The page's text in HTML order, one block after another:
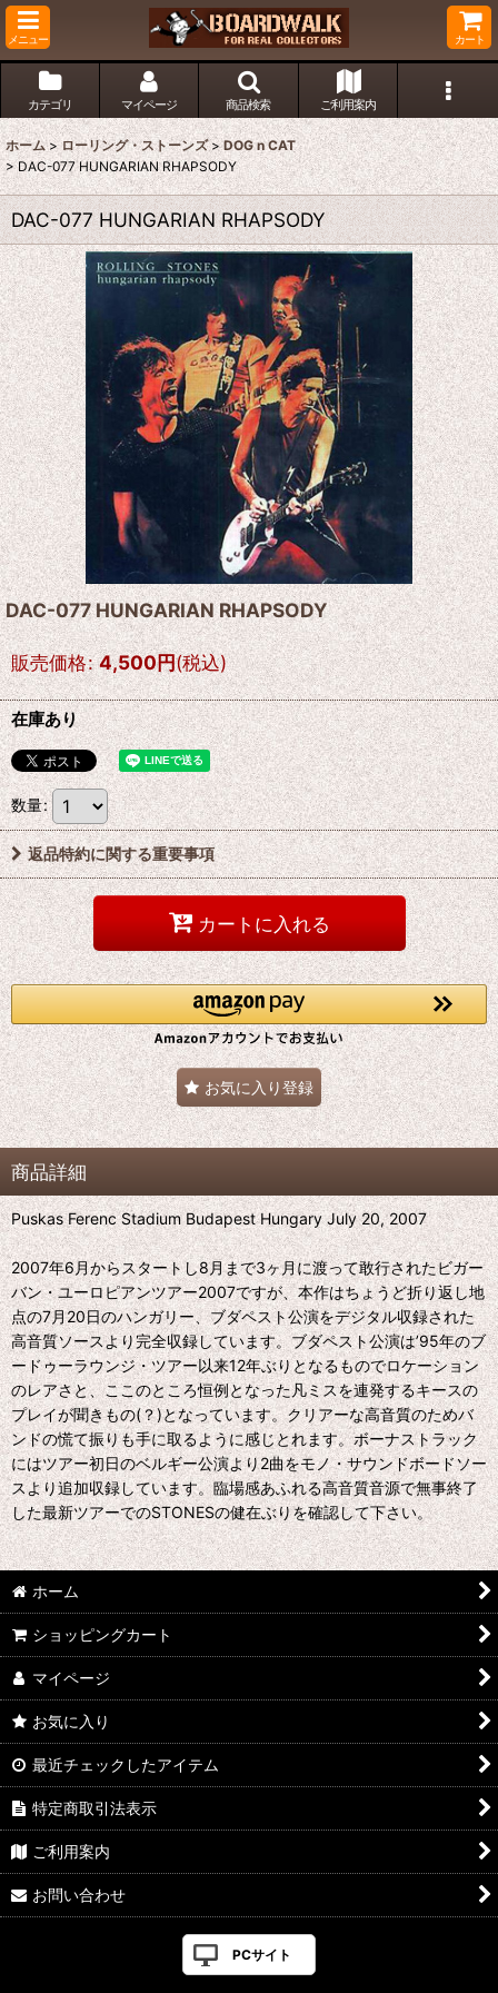
メニュー カート
カテゴリ マイページ 商品検索 ご利用案内
ホーム > ローリング・ストーンズ > DOG n CAT
> DAC-077 HUNGARIAN RHAPSODY
DAC-077 HUNGARIAN RHAPSODY
DAC-077 HUNGARIAN RHAPSODY
販売価格: 4,500円(税込)
在庫あり
数量:
返品特約に関する重要事項
カートに入れる
お気に入り登録
商品詳細
Puskas Ferenc Stadium Budapest Hungary July 20, 2007
2007年6月からスタートし8月まで3ヶ月に渡って敢行されたビガー
バン・ユーロピアンツアー2007ですが、本作はちょうど折り返し地
点の7月20日のハンガリー、ブダペスト公演をデジタル収録された
高音質ソースより完全収録しています。ブダペスト公演は’95年のブ
ードゥーラウンジ・ツアー以来12年ぶりとなるものでロケーション
のレアさと、ここのところ恒例となった凡ミスを連発するキースの
プレイが聞きもの(？)となっています。クリアーな高音質のためバ
ンドの慌て振りも手に取るように感じとれます。ボーナストラック
にはツアー初日のベルギー公演より2曲をモノ・サウンドボードソー
スより追加収録しています。臨場感あふれる高音質音源で無事終了
した最新ツアーでのSTONESの健在ぶりを確認して下さい。
ホーム
ショッピングカート
マイページ
お気に入り
最近チェックしたアイテム
特定商取引法表示
ご利用案内
お問い合わせ
PCサイト